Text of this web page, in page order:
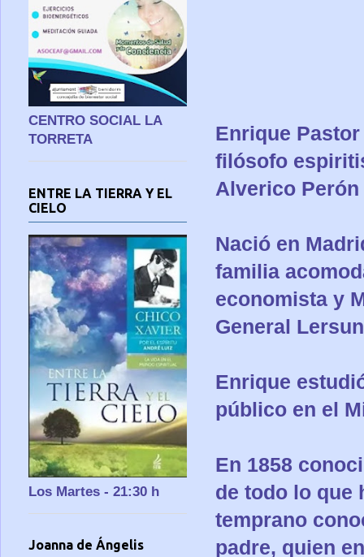
Enrique
filósofo
Alverico
Nació en
familia
economista y
General
Enrique
público en el
En 1858
de todo lo que
temprano
padre, quien
CENTRO SOCIAL LA
TORRETA
ENTRE LA TIERRA Y EL
CIELO
Los Martes - 21:30 h
Joanna de Ángelis